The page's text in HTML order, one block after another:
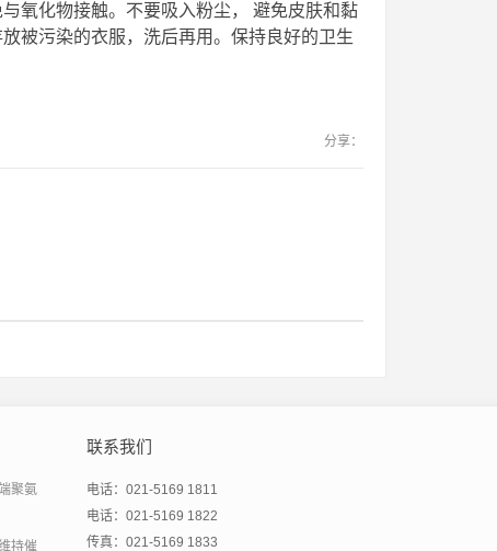
氧化物接触。不要吸入粉尘， 避免皮肤和黏
被污染的衣服，洗后再用。保持良好的卫生
分享：
聚氨
持催
联系我们
电话：021-5169 1811
电话：021-5169 1822
传真：021-5169 1833